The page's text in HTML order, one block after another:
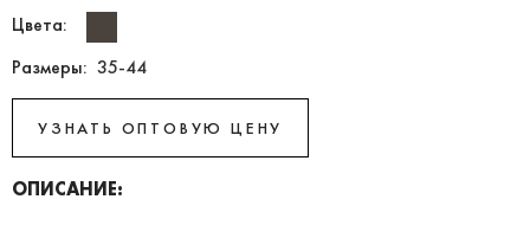
Цвета:
Размеры: 35-44
УЗНАТЬ ОПТОВУЮ ЦЕНУ
ОПИСАНИЕ: